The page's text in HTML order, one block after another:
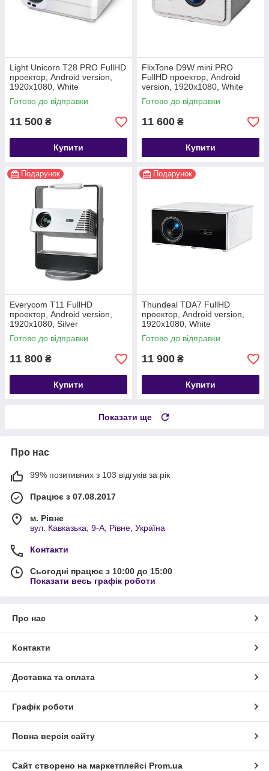
Light Unicorn T28 PRO FullHD
проектор, Android version,
1920х1080, White
Готово до відправки
11 500 ₴
Купити
FlixTone D9W mini PRO
FullHD проектор, Android
version, 1920х1080, White
Готово до відправки
11 600 ₴
Купити
Подарунок
Everycom T11 FullHD
проектор, Android version,
1920х1080, Silver
Готово до відправки
11 800 ₴
Купити
Подарунок
Thundeal TDA7 FullHD
проектор, Android version,
1920х1080, White
Готово до відправки
11 900 ₴
Купити
Показати ще
Про нас
99% позитивних з 103 відгуків за рік
Працює з 07.08.2017
м. Рівне
вул. Кавказька, 9-А, Рівне, Україна
Контакти
Сьогодні працює з 10:00 до 15:00
Показати весь графік роботи
Про нас
Контакти
Доставка та оплата
Графік роботи
Повна версія сайту
Сайт створено на маркетплейсі Prom.ua